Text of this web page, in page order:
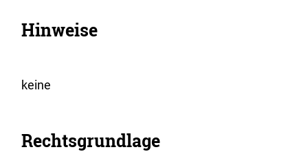
Hinweise
keine
Rechtsgrundlage